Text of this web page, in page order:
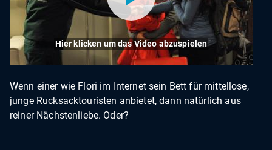
Hier klicken um das Video abzuspielen
Wenn einer wie Flori im Internet sein Bett für mittellose,
junge Rucksacktouristen anbietet, dann natürlich aus
reiner Nächstenliebe. Oder?